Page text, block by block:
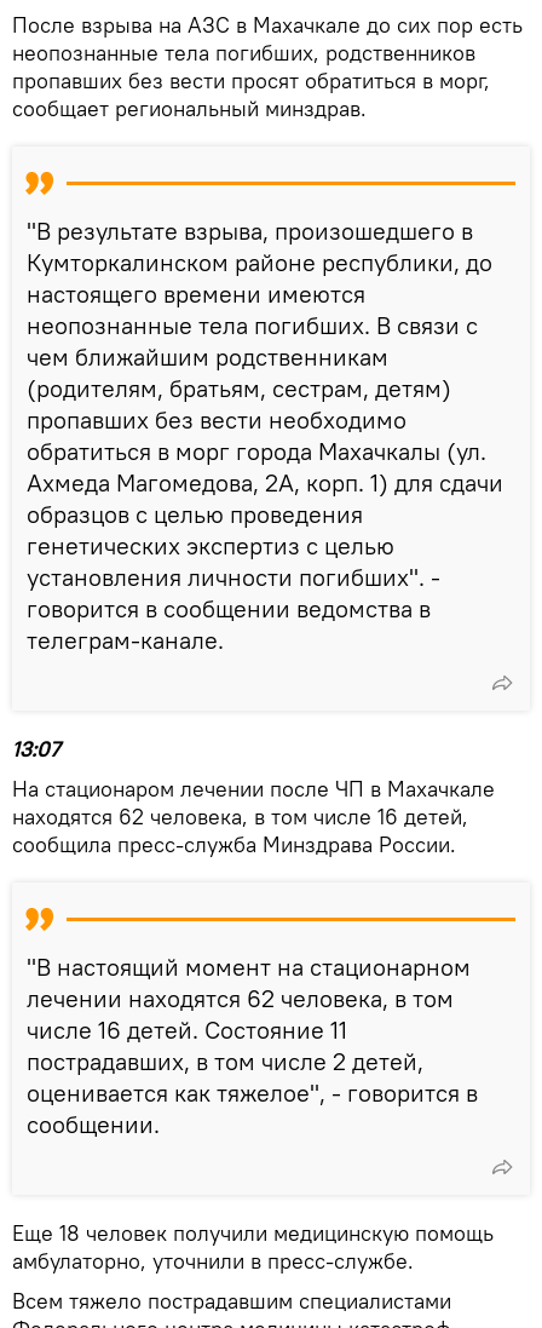
После взрыва на АЗС в Махачкале до сих пор есть
неопознанные тела погибших, родственников
пропавших без вести просят обратиться в морг,
сообщает региональный минздрав.
"В результате взрыва, произошедшего в
Кумторкалинском районе республики, до
настоящего времени имеются
неопознанные тела погибших. В связи с
чем ближайшим родственникам
(родителям, братьям, сестрам, детям)
пропавших без вести необходимо
обратиться в морг города Махачкалы (ул.
Ахмеда Магомедова, 2А, корп. 1) для сдачи
образцов с целью проведения
генетических экспертиз с целью
установления личности погибших". -
говорится в сообщении ведомства в
телеграм-канале.
13:07
На стационаром лечении после ЧП в Махачкале
находятся 62 человека, в том числе 16 детей,
сообщила пресс-служба Минздрава России.
"В настоящий момент на стационарном
лечении находятся 62 человека, в том
числе 16 детей. Состояние 11
пострадавших, в том числе 2 детей,
оценивается как тяжелое", - говорится в
сообщении.
Еще 18 человек получили медицинскую помощь
амбулаторно, уточнили в пресс-службе.
Всем тяжело пострадавшим специалистами